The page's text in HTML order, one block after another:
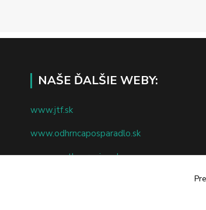
NAŠE ĎALŠIE WEBY:
www.jtf.sk
www.odhrncaposparadlo.sk
www.vsetkoprevino.sk